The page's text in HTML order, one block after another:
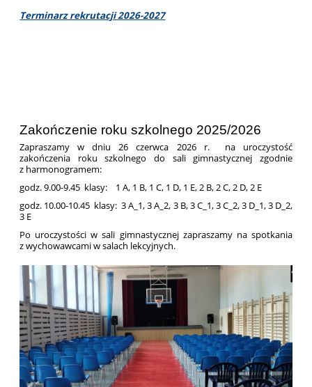
Terminarz rekrutacji 2026-2027
Zakończenie roku szkolnego 2025/2026
Zapraszamy w dniu 26 czerwca 2026 r. na uroczystość
zakończenia roku szkolnego do sali gimnastycznej zgodnie
z harmonogramem:
godz. 9.00-9.45 klasy: 1 A, 1 B, 1 C, 1 D, 1 E, 2 B, 2 C, 2 D, 2 E
godz. 10.00-10.45 klasy: 3 A_1, 3 A_2, 3 B, 3 C_1, 3 C_2, 3 D_1, 3 D_2,
3 E
Po uroczystości w sali gimnastycznej zapraszamy na spotkania
z wychowawcami w salach lekcyjnych.